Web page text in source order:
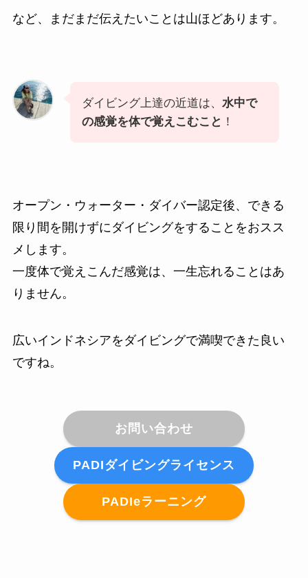
など、まだまだ伝えたいことは山ほどあります。
ダイビング上達の近道は、 水中で
の感覚を体で覚えこむこと ！
オープン・ウォーター・ダイバー認定後、できる
限り間を開けずにダイビングをすることをおスス
メします。
一度体で覚えこんだ感覚は、一生忘れることはあ
りません。
広いインドネシアをダイビングで満喫できた良い
ですね。
お問い合わせ
PADIダイビングライセンス
PADIeラーニング